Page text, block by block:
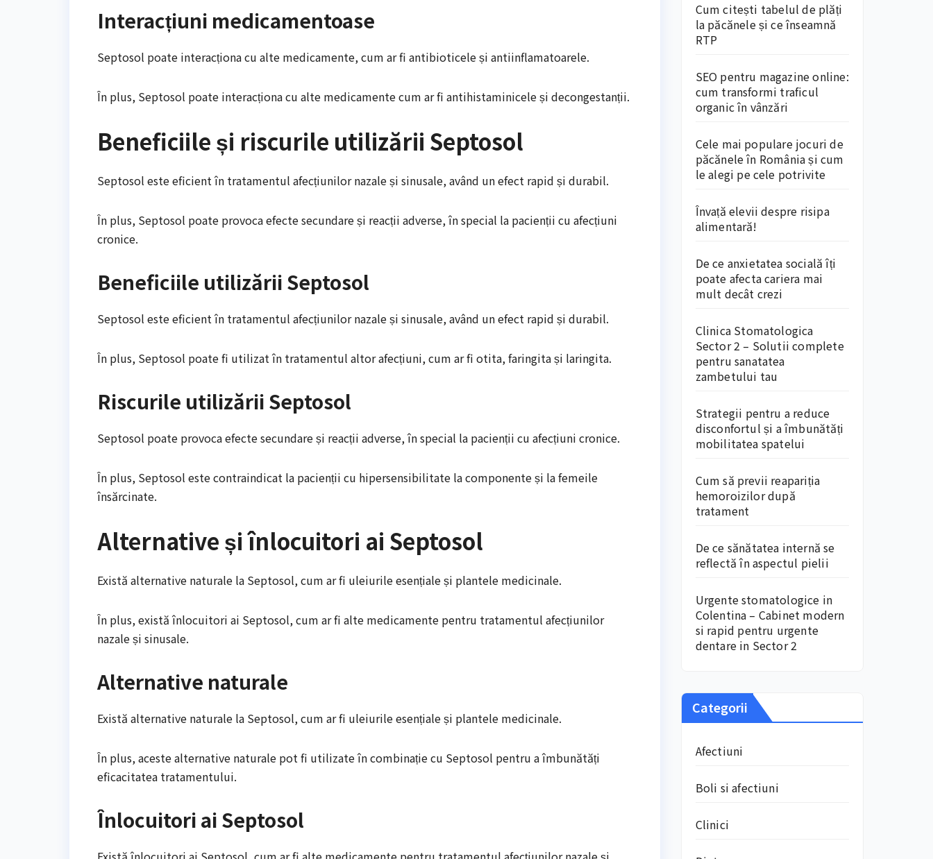
Interacțiuni medicamentoase
Septosol poate interacționa cu alte medicamente, cum ar fi antibioticele și antiinflamatoarele.
În plus, Septosol poate interacționa cu alte medicamente cum ar fi antihistaminicele și decongestanții.
Beneficiile și riscurile utilizării Septosol
Septosol este eficient în tratamentul afecțiunilor nazale și sinusale, având un efect rapid și durabil.
În plus, Septosol poate provoca efecte secundare și reacții adverse, în special la pacienții cu afecțiuni
cronice.
Beneficiile utilizării Septosol
Septosol este eficient în tratamentul afecțiunilor nazale și sinusale, având un efect rapid și durabil.
În plus, Septosol poate fi utilizat în tratamentul altor afecțiuni, cum ar fi otita, faringita și laringita.
Riscurile utilizării Septosol
Septosol poate provoca efecte secundare și reacții adverse, în special la pacienții cu afecțiuni cronice.
În plus, Septosol este contraindicat la pacienții cu hipersensibilitate la componente și la femeile
însărcinate.
Alternative și înlocuitori ai Septosol
Există alternative naturale la Septosol, cum ar fi uleiurile esențiale și plantele medicinale.
În plus, există înlocuitori ai Septosol, cum ar fi alte medicamente pentru tratamentul afecțiunilor
nazale și sinusale.
Alternative naturale
Există alternative naturale la Septosol, cum ar fi uleiurile esențiale și plantele medicinale.
În plus, aceste alternative naturale pot fi utilizate în combinație cu Septosol pentru a îmbunătăți
eficacitatea tratamentului.
Înlocuitori ai Septosol
Cum citești tabelul de plăți
la păcănele și ce înseamnă
RTP
SEO pentru magazine online:
cum transformi traficul
organic în vânzări
Cele mai populare jocuri de
păcănele în România și cum
le alegi pe cele potrivite
Învață elevii despre risipa
alimentară!
De ce anxietatea socială îți
poate afecta cariera mai
mult decât crezi
Clinica Stomatologica
Sector 2 – Solutii complete
pentru sanatatea
zambetului tau
Strategii pentru a reduce
disconfortul și a îmbunătăți
mobilitatea spatelui
Cum să previi reapariția
hemoroizilor după
tratament
De ce sănătatea internă se
reflectă în aspectul pielii
Urgente stomatologice in
Colentina – Cabinet modern
si rapid pentru urgente
dentare in Sector 2
Categorii
Afectiuni
Boli si afectiuni
Clinici